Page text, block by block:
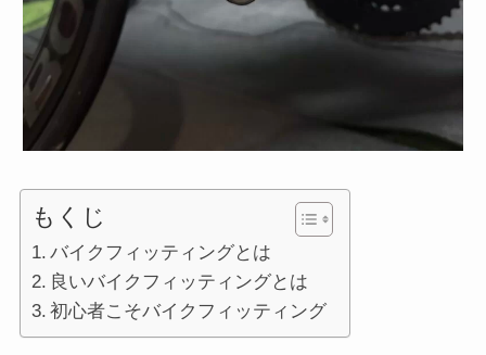
もくじ
バイクフィッティングとは
良いバイクフィッティングとは
初心者こそバイクフィッティング